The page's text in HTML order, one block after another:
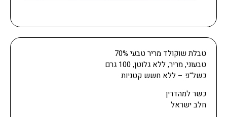
טבלת שוקולד מריר טבעי 70%
טבעוני, מריר, ללא גלוטן, 100 גרם
כשל"פ – ללא חשש קטניות
כשר למהדרין
חלב ישראל